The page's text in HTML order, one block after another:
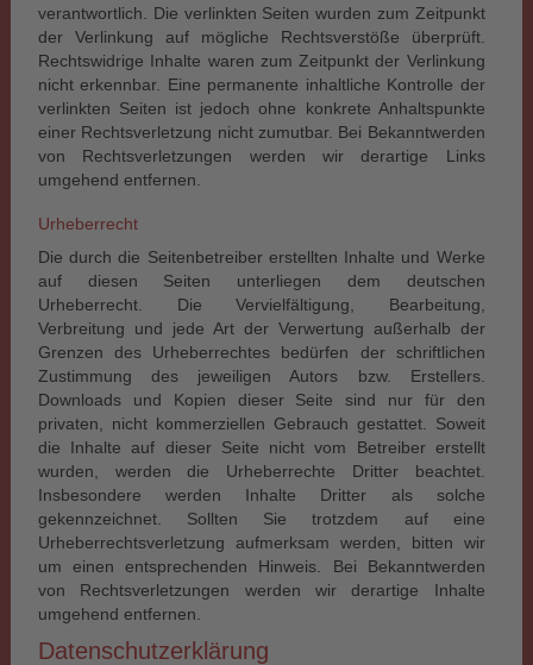
verantwortlich. Die verlinkten Seiten wurden zum Zeitpunkt
der Verlinkung auf mögliche Rechtsverstöße überprüft.
Rechtswidrige Inhalte waren zum Zeitpunkt der Verlinkung
nicht erkennbar. Eine permanente inhaltliche Kontrolle der
verlinkten Seiten ist jedoch ohne konkrete Anhaltspunkte
einer Rechtsverletzung nicht zumutbar. Bei Bekanntwerden
von Rechtsverletzungen werden wir derartige Links
umgehend entfernen.
Urheberrecht
Die durch die Seitenbetreiber erstellten Inhalte und Werke
auf diesen Seiten unterliegen dem deutschen
Urheberrecht. Die Vervielfältigung, Bearbeitung,
Verbreitung und jede Art der Verwertung außerhalb der
Grenzen des Urheberrechtes bedürfen der schriftlichen
Zustimmung des jeweiligen Autors bzw. Erstellers.
Downloads und Kopien dieser Seite sind nur für den
privaten, nicht kommerziellen Gebrauch gestattet. Soweit
die Inhalte auf dieser Seite nicht vom Betreiber erstellt
wurden, werden die Urheberrechte Dritter beachtet.
Insbesondere werden Inhalte Dritter als solche
gekennzeichnet. Sollten Sie trotzdem auf eine
Urheberrechtsverletzung aufmerksam werden, bitten wir
um einen entsprechenden Hinweis. Bei Bekanntwerden
von Rechtsverletzungen werden wir derartige Inhalte
umgehend entfernen.
Datenschutzerklärung